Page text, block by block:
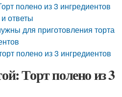
полено из 3 ингредиентов
ответы
для приготовления торта
полено из 3 ингредиентов
Торт полено из 3